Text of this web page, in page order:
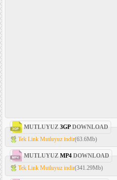
MUTLUYUZ 3GP DOWNLOAD
Tek Link Mutluyuz indir(63.6Mb)
MUTLUYUZ MP4 DOWNLOAD
Tek Link Mutluyuz indir(341.29Mb)